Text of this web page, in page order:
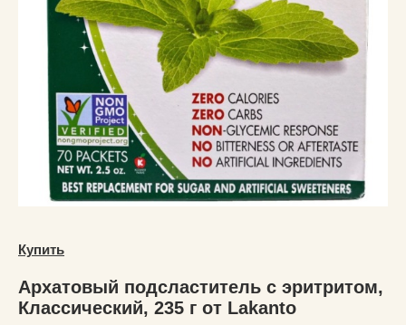
Купить
Архатовый подсластитель с эритритом,
Классический, 235 г от Lakanto